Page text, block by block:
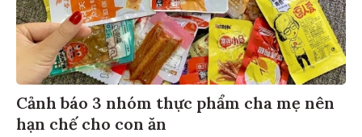
Cảnh báo 3 nhóm thực phẩm cha mẹ nên
hạn chế cho con ăn